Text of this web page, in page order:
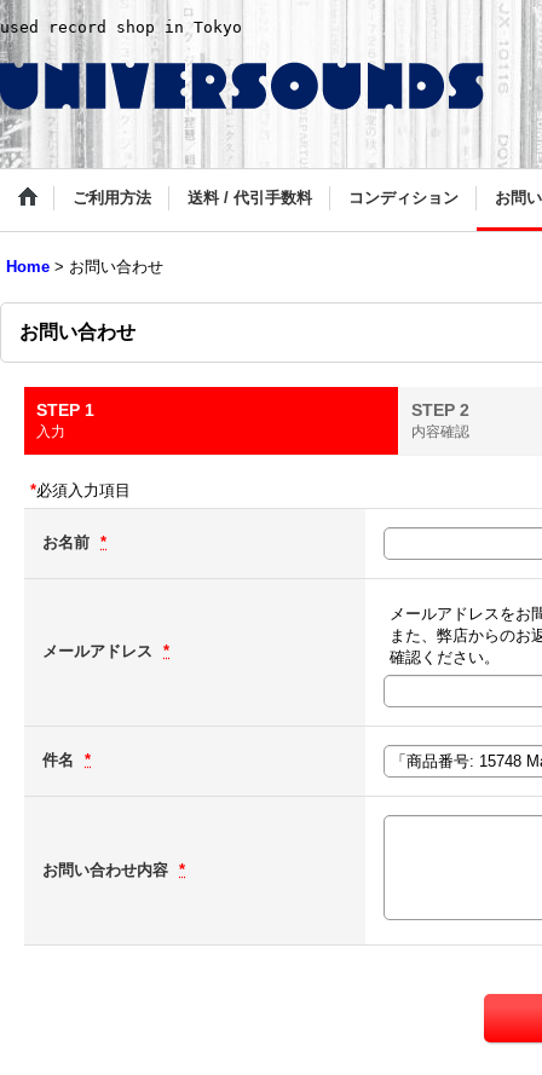
used record shop in Tokyo
ご利用方法 送料 / 代引手数料 コンディション お問
Home > お問い合わせ
お問い合わせ
STEP 1
入力
STEP 2
内容確認
*必須入力項目
お名前 *
メールアドレス *
メールアドレスをお
また、弊店からのお
確認ください。
件名 *
お問い合わせ内容 *